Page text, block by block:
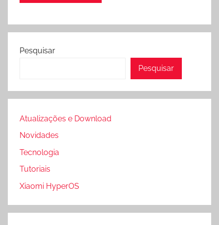
Pesquisar
Pesquisar
Atualizações e Download
Novidades
Tecnologia
Tutoriais
Xiaomi HyperOS